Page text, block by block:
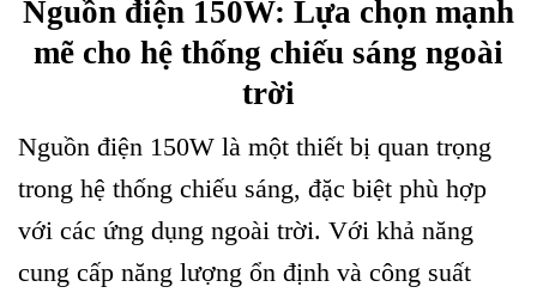
Nguồn điện 150W: Lựa chọn mạnh
mẽ cho hệ thống chiếu sáng ngoài
trời
Nguồn điện 150W là một thiết bị quan trọng
trong hệ thống chiếu sáng, đặc biệt phù hợp
với các ứng dụng ngoài trời. Với khả năng
cung cấp năng lượng ổn định và công suất